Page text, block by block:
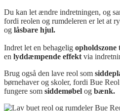
Du kan let ændre indretningen, og
fordi reolen og rumdeleren er let at
og låsbare hjul.
Indret let en behagelig opholdszone
en lyddæmpende effekt via
Brug også den lave reol som
børnehaver og skoler, fordi Bue
fungere som siddemøbel og bænk.